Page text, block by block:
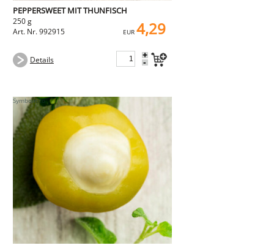
PEPPERSWEET MIT THUNFISCH
250 g
Art. Nr. 992915
EUR 4,29
Details +
-